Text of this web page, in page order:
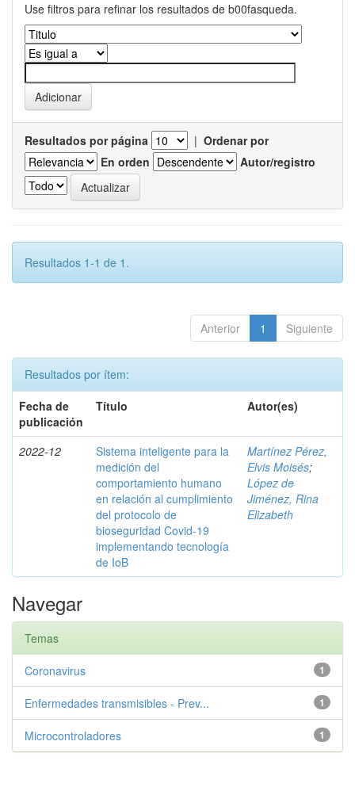
Use filtros para refinar los resultados de b00fasqueda.
Resultados por página | Ordenar por
En orden
Autor/registro
Resultados 1-1 de 1.
Anterior 1 Siguiente
Resultados por ítem:
Fecha de
publicación
Título Autor(es)
2022-12
Sistema inteligente para la
medición del
comportamiento humano
en relación al cumplimiento
del protocolo de
bioseguridad Covid-19
implementando tecnología
de IoB
Martínez Pérez,
Elvis Moisés;
López de
Jiménez, Rina
Elizabeth
Navegar
Temas
1
Coronavirus
1
Enfermedades transmisibles - Prev...
1
Microcontroladores